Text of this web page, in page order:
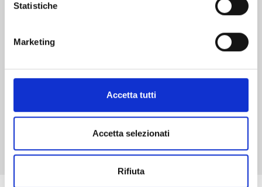
Statistiche
Marketing
Accetta tutti
Accetta selezionati
Rifiuta